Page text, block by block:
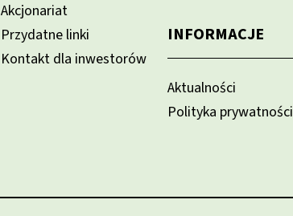
Akcjonariat
Przydatne linki
Kontakt dla inwestorów
INFORMACJE
Aktualności
Polityka prywatności